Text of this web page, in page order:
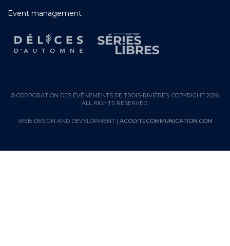
Event management
© CORPORATION DES ÉVÈNEMENTS DE TROIS-RIVIÈRES. COPYRIGHT 2026.
ALL RIGHTS RESERVED.
WEB DESIGN AND DEVELOPMENT | ACOLYTECOMMUNICATION.COM